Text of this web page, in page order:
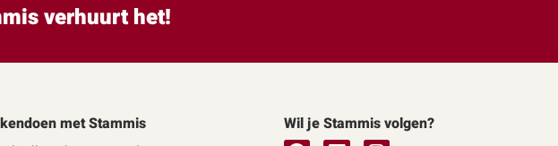
verhuurt het!
met Stammis Wil je Stammis volgen?